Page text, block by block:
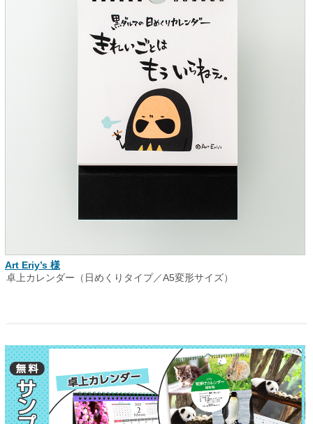
Art Eriy’s 様
卓上カレンダー（日めくりタイプ／A5変形サイズ）